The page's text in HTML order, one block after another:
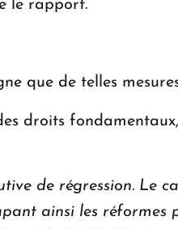
le rapport.
que de telles
droits
de régression.
ainsi les réformes